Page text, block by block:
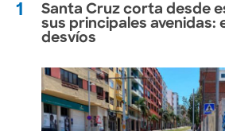
1
Santa Cruz corta desde
sus principales avenidas:
desvíos